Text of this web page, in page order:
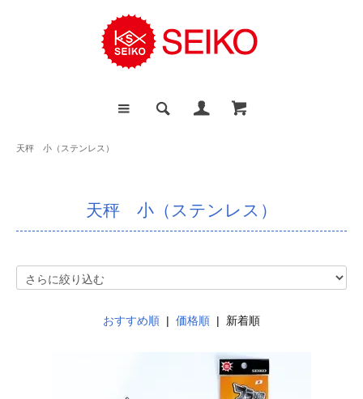
天秤 小（ステンレス）
天秤 小（ステンレス）
おすすめ順 | 価格順 | 新着順